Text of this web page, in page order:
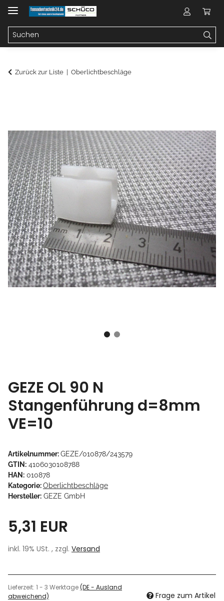
Zurück zur Liste Oberlichtbeschläge
GEZE OL 90 N
Stangenführung d=8mm
VE=10
Artikelnummer:GEZE/010878/243579
GTIN: 4106030108788
HAN: 010878
Kategorie:Oberlichtbeschläge
Hersteller: GEZE GmbH
5,31 EUR
inkl. 19% USt. , zzgl. Versand
Lieferzeit: 1 - 3 Werktage(DE - Ausland
abweichend)
Frage zum Artikel